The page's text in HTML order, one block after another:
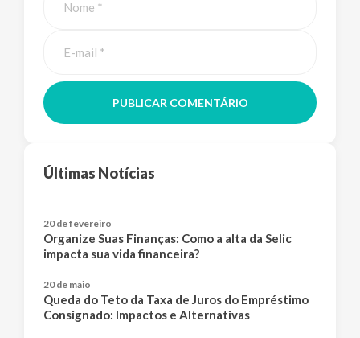
PUBLICAR COMENTÁRIO
Últimas Notícias
20 de fevereiro
Organize Suas Finanças: Como a alta da Selic
impacta sua vida financeira?
20 de maio
Queda do Teto da Taxa de Juros do Empréstimo
Consignado: Impactos e Alternativas